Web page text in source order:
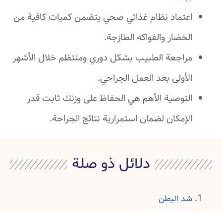
اعتماد نظام غذائي صحي يتضمن كميات كافية من
الخضار والفواكه الطازجة.
مراجعة الطبيب بشكل دوري ومنتظم خلال الأشهر
الأولى بعد العمل الجراحي.
التوصية الأهم هي الحفاظ على وزنك ثابت قدر
الإمكان لضمان استمرارية نتائج الجراحة.
دلائل ذو صلة
شد البطن